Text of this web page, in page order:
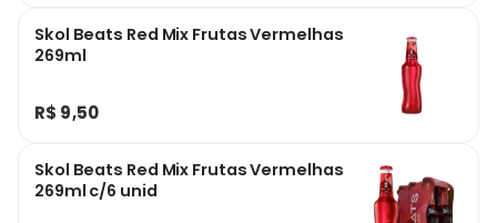
Skol Beats Red Mix Frutas Vermelhas
269ml
R$ 9,50
Skol Beats Red Mix Frutas Vermelhas
269ml c/6 unid